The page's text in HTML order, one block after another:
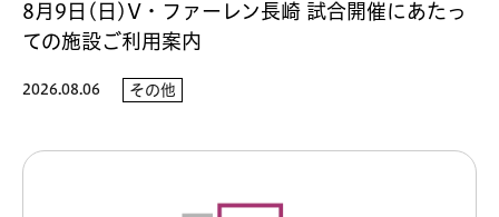
8月9日(日)V・ファーレン長崎 試合開催にあたっ
ての施設ご利用案内
2026.08.06 その他